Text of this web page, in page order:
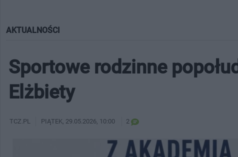
AKTUALNOŚCI
Sportowe rodzinne
Elżbiety
TCZ.PL PIĄTEK, 29.05.2026, 10:00 2